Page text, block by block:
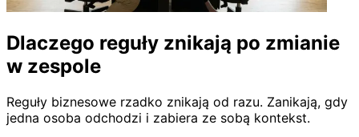
Dlaczego reguły znikają po zmianie
w zespole
Reguły biznesowe rzadko znikają od razu. Zanikają, gdy
jedna osoba odchodzi i zabiera ze sobą kontekst.